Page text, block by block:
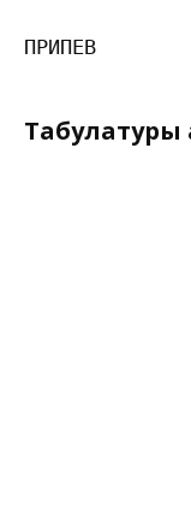
Табулатуры